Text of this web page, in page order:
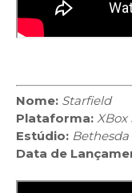
Nome: Starfield
Plataforma: XBox
Estúdio:
Data de